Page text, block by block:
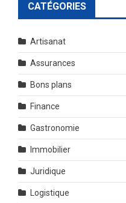
CATÉGORIES
Artisanat
Assurances
Bons plans
Finance
Gastronomie
Immobilier
Juridique
Logistique